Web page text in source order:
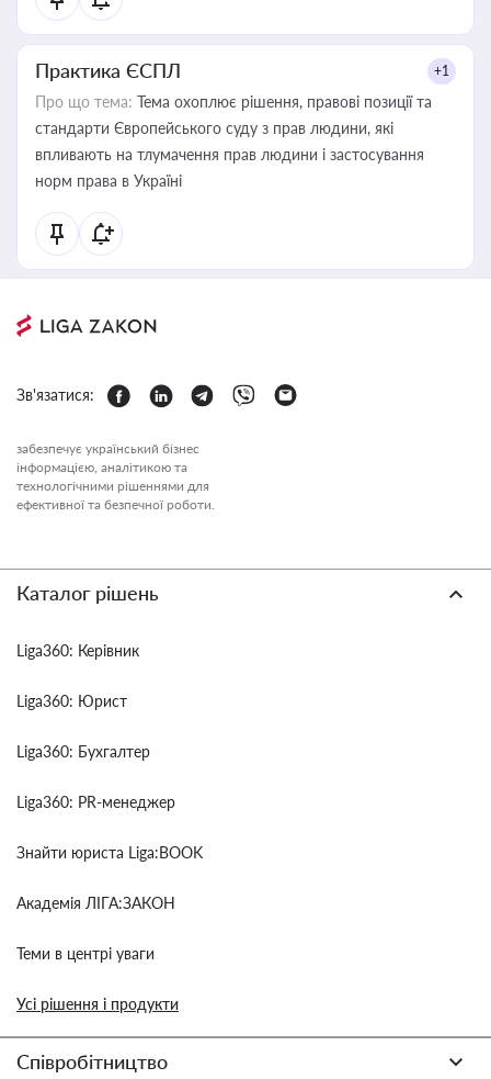
Практика ЄСПЛ +1
Про що тема: Тема охоплює рішення, правові позиції та
стандарти Європейського суду з прав людини, які
впливають на тлумачення прав людини і застосування
норм права в Україні
Зв'язатися:
забезпечує український бізнес
інформацією, аналітикою та
технологічними рішеннями для
ефективної та безпечної роботи.
Каталог рішень
Liga360: Керівник
Liga360: Юрист
Liga360: Бухгалтер
Liga360: PR-менеджер
Знайти юриста Liga:BOOK
Академія ЛІГА:ЗАКОН
Теми в центрі уваги
Усі рішення і продукти
Співробітництво